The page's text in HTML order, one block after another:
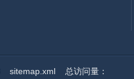
sitemap.xml 总访问量：